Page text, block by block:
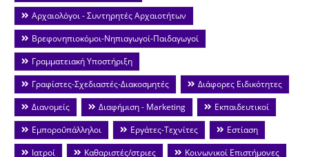
Αρχαιολόγοι - Συντηρητές Αρχαιοτήτων
Βρεφονηπιοκόμοι-Νηπιαγωγοί-Παιδαγωγοί
Γραμματειακή Υποστήριξη
Γραφίστες-Σχεδιαστές-Διακοσμητές
Διάφορες Ειδικότητες
Διανομείς
Διαφήμιση - Marketing
Εκπαιδευτικοί
Εμποροΰπάλληλοι
Εργάτες-Τεχνίτες
Εστίαση
Ιατροί
Καθαριστές/στριες Κοινωνικοί Επιστήμονες